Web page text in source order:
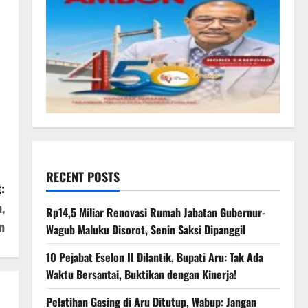
RECENT POSTS
Rp14,5 Miliar Renovasi Rumah Jabatan Gubernur-
Wagub Maluku Disorot, Senin Saksi Dipanggil
10 Pejabat Eselon II Dilantik, Bupati Aru: Tak Ada
Waktu Bersantai, Buktikan dengan Kinerja!
Pelatihan Gasing di Aru Ditutup, Wabup: Jangan